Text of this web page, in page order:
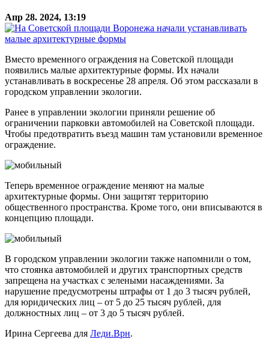
Апр 28. 2024, 13:19
Вместо временного ограждения на Советской площади
появились малые архитектурные формы. Их начали
устанавливать в воскресенье 28 апреля. Об этом рассказали в
городском управлении экологии.
Ранее в управлении экологии приняли решение об
ограничении парковки автомобилей на Советской площади.
Чтобы предотвратить въезд машин там установили временное
ограждение.
Теперь временное ограждение меняют на малые
архитектурные формы. Они защитят территорию
общественного пространства. Кроме того, они вписываются в
концепцию площади.
В городском управлении экологии также напомнили о том,
что стоянка автомобилей и других транспортных средств
запрещена на участках с зелеными насаждениями. За
нарушение предусмотрены штрафы от 1 до 3 тысяч рублей,
для юридических лиц – от 5 до 25 тысяч рублей, для
должностных лиц – от 3 до 5 тысяч рублей.
Ирина Сергеева для Леди.Врн.